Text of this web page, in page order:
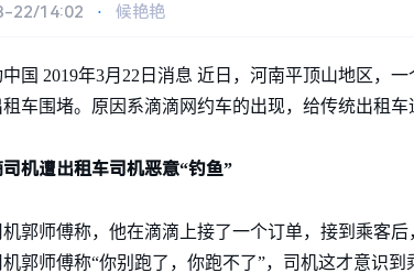
22/14:02 ⋅ 候艳艳
国 2019年3月22日消息 近日，河南平顶山地区，
车围堵。原因系滴滴网约车的出现，给传统出租车
机遭出租车司机恶意“钓鱼”
郭师傅称，他在滴滴上接了一个订单，接到乘客
机郭师傅称“你别跑了，你跑不了”，司机这才意识